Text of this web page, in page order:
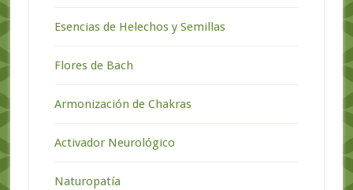
Esencias de Helechos y Semillas
Flores de Bach
Armonización de Chakras
Activador Neurológico
Naturopatía